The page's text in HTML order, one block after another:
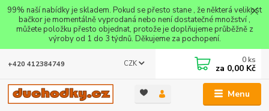
99% naší nabídky je skladem. Pokud se přesto stane , že některá velikost
bačkor je momentálně vyprodaná nebo není dostatečné množství ,
můžete položku přesto objednat, protože je doplňujeme průběžně z
výroby od 1 do 3 týdnů. Děkujeme za pochopení.
Menu
CZK
+420 412384749 0 ks
za 0,00 Kč